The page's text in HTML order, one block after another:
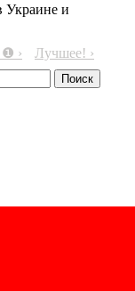
Украине и
› Лучшее! ›